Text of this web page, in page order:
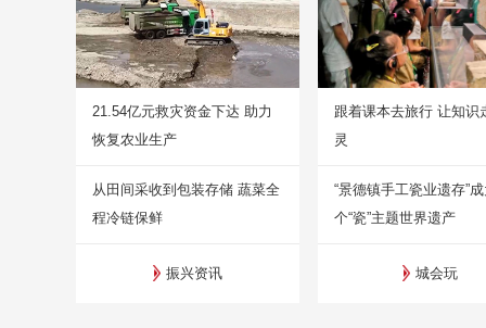
21.54亿元救灾资金下达 助力
恢复农业生产
从田间采收到包装存储 蔬菜全
程冷链保鲜
振兴资讯
跟着课本去旅行 让知识
灵
“景德镇手工瓷业遗存”
个“瓷”主题世界遗产
城会玩